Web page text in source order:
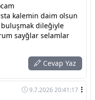
kalemin daim olsun
dileğiyle
sayğlar selamlar
Cevap Yaz
9.7.2026 20:41:17